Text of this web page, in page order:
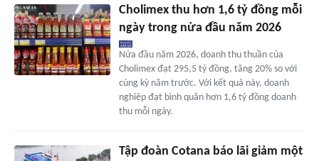
Cholimex thu hơn 1,6 tỷ đồng mỗi
ngày trong nửa đầu năm 2026
Nửa đầu năm 2026, doanh thu thuần của
Cholimex đạt 295,5 tỷ đồng, tăng 20% so với
cùng kỳ năm trước. Với kết quả này, doanh
nghiệp đạt bình quân hơn 1,6 tỷ đồng doanh
thu mỗi ngày.
Tập đoàn Cotana báo lãi giảm một